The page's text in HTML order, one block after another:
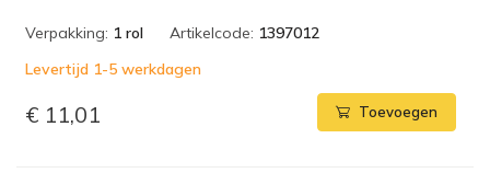
Verpakking: 1 rol Artikelcode: 1397012
Levertijd 1-5 werkdagen
€ 11,01 Toevoegen